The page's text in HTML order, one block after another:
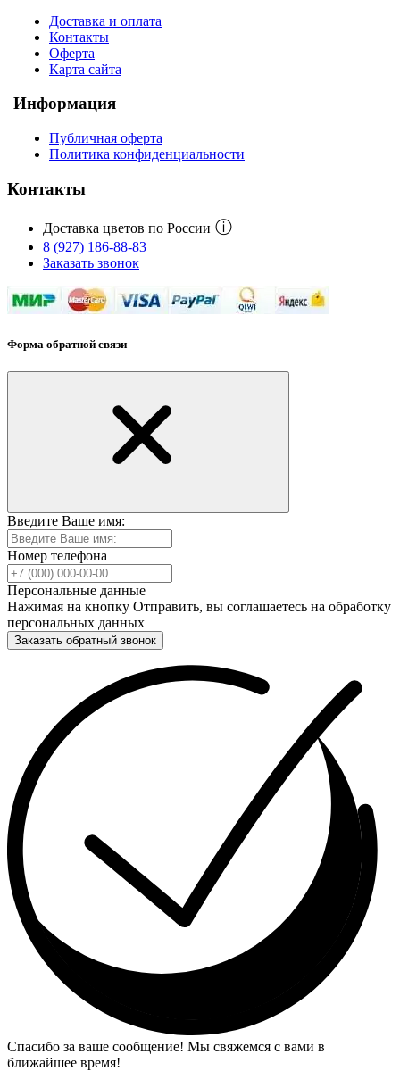
Доставка и оплата
Контакты
Оферта
Карта сайта
Информация
Публичная оферта
Политика конфиденциальности
Контакты
Доставка цветов по России ⓘ
8 (927) 186-88-83
Заказать звонок
Форма обратной связи
Введите Ваше имя:
Номер телефона
Персональные данные
Нажимая на кнопку Отправить, вы соглашаетесь на обработку
персональных данных
Заказать обратный звонок
Спасибо за ваше сообщение! Мы свяжемся с вами в
ближайшее время!